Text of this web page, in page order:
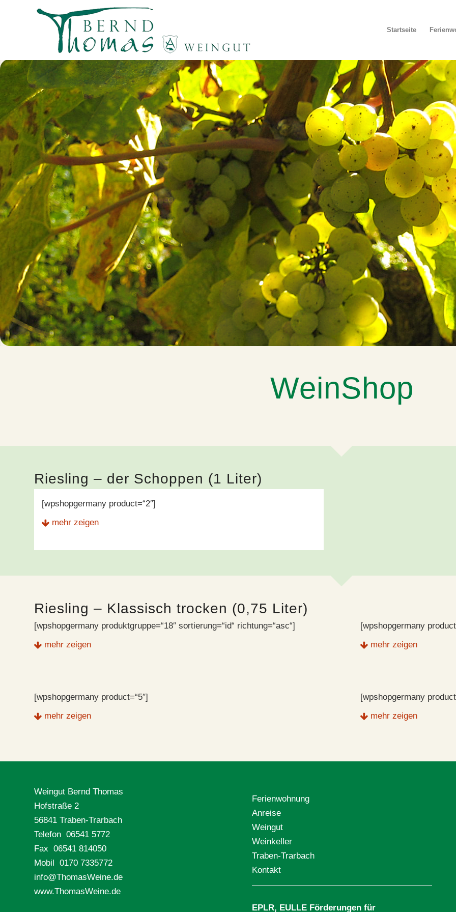
Startseite
WeinShop
Riesling – der Schoppen (1 Liter)
[wpshopgermany product=“2″]
mehr zeigen
Riesling – Klassisch trocken (0,75 Liter)
[wpshopgermany produktgruppe=“18″ sortierung=“id“ richtung=“asc“]
mehr zeigen
[wpshopgermany
mehr zeigen
[wpshopgermany product=“5″]
mehr zeigen
[wpshopgermany
mehr zeigen
Weingut Bernd Thomas
Hofstraße 2
56841 Traben-Trarbach
Telefon 06541 5772
Fax 06541 814050
Mobil 0170 7335772
info@ThomasWeine.de
www.ThomasWeine.de
Ferienwohnung
Anreise
Weingut
Weinkeller
Traben-Trarbach
Kontakt
EPLR, EULLE Förderungen für